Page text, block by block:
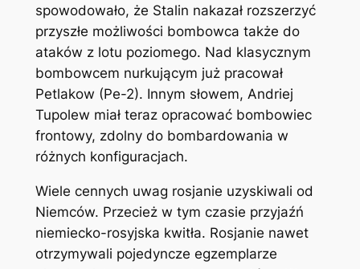
spowodowało, że Stalin nakazał rozszerzyć
przyszłe możliwości bombowca także do
ataków z lotu poziomego. Nad klasycznym
bombowcem nurkującym już pracował
Petlakow (Pe-2). Innym słowem, Andriej
Tupolew miał teraz opracować bombowiec
frontowy, zdolny do bombardowania w
różnych konfiguracjach.
Wiele cennych uwag rosjanie uzyskiwali od
Niemców. Przecież w tym czasie przyjaźń
niemiecko-rosyjska kwitła. Rosjanie nawet
otrzymywali pojedyncze egzemplarze